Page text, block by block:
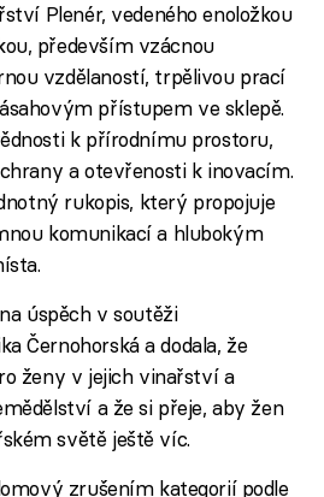
Plenér, vedeného enoložkou
především vzácnou
vzdělaností, trpělivou prací
přístupem ve sklepě.
k přírodnímu prostoru,
a otevřenosti k inovacím.
rukopis, který propojuje
komunikací a hlubokým
úspěch v soutěži
Černohorská a dodala, že
ženy v jejich vinařství a
a že si přeje, aby žen
světě ještě víc.
zrušením kategorií podle